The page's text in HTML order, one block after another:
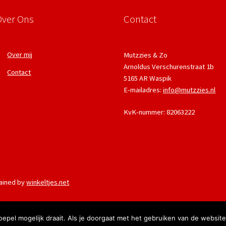
Postnl een bezorgtijd van 2 werkdagen (niet op
Ons
Over mij
Contact
Contact
Mutzzies & Zo
Arnoldus Verschurenstraat 1b
5165 AR Waspik
E-mailadres:info@mutzzies.nl
KvK-nummer: 82063222
bywinkeltjes.net
mogelijk draait. Als je doorgaat met het gebruiken van de